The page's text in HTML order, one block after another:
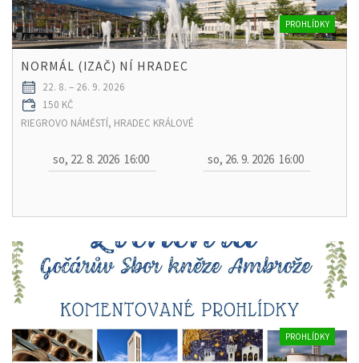
PROHLÍDKY
NORMÁL (IZAČ) NÍ HRADEC
22. 8. – 26. 9. 2026
150 KČ
RIEGROVO NÁMĚSTÍ, HRADEC KRÁLOVÉ
so, 22. 8. 2026 16:00 so, 26. 9. 2026 16:00
PROHLÍDKY